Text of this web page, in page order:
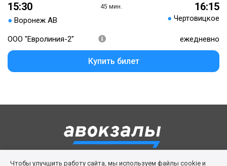
15:30
● Воронеж АВ
45 мин. 16:15
● Чертовицкое
ООО "Евролиния-2" ежедневно
Купить билет
Чтобы улучшить работу сайта, мы используем файлы cookie и